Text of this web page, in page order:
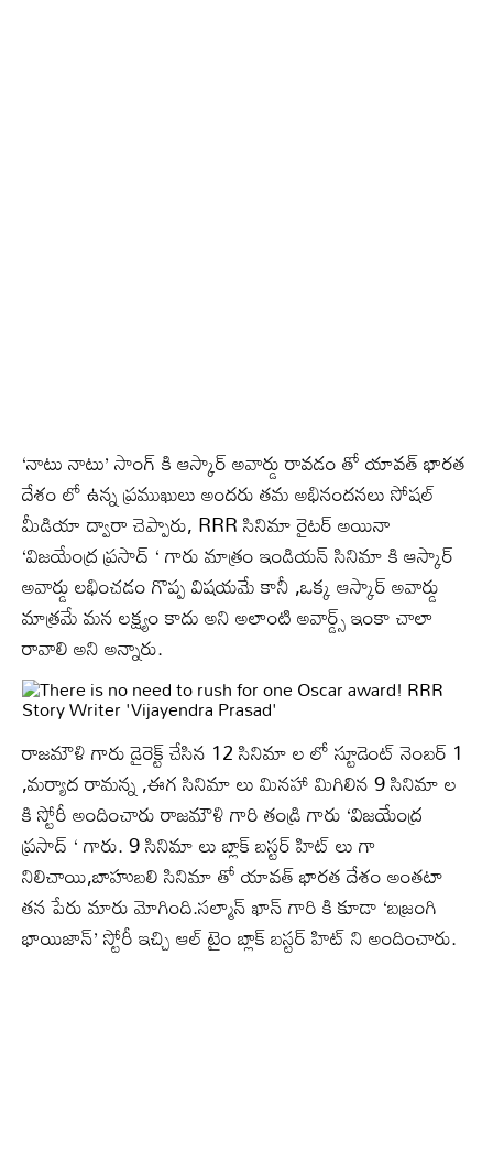
‘నాటు నాటు’ సాంగ్ కి ఆస్కార్ అవార్డు రావడం తో యావత్ భారత
దేశం లో ఉన్న ప్రముఖులు అందరు తమ అభినందనలు సోషల్
మీడియా ద్వారా చెప్పారు, RRR సినిమా రైటర్ అయినా
‘విజయేంద్ర ప్రసాద్ ‘ గారు మాత్రం ఇండియన్ సినిమా కి ఆస్కార్
అవార్డు లభించడం గొప్ప విషయమే కానీ ,ఒక్క ఆస్కార్ అవార్డు
మాత్రమే మన లక్ష్యం కాదు అని అలాంటి అవార్డ్స్ ఇంకా చాలా
రావాలి అని అన్నారు.
రాజమౌళి గారు డైరెక్ట్ చేసిన 12 సినిమా ల లో స్టూడెంట్ నెంబర్ 1
,మర్యాద రామన్న ,ఈగ సినిమా లు మినహా మిగిలిన 9 సినిమా ల
కి స్టోరీ అందించారు రాజమౌళి గారి తండ్రి గారు ‘విజయేంద్ర
ప్రసాద్ ‘ గారు. 9 సినిమా లు బ్లాక్ బస్టర్ హిట్ లు గా
నిలిచాయి,బాహుబలి సినిమా తో యావత్ భారత దేశం అంతటా
తన పేరు మారు మోగింది.సల్మాన్ ఖాన్ గారి కి కూడా ‘బజ్రంగి
భాయిజాన్’ స్టోరీ ఇచ్చి ఆల్ టైం బ్లాక్ బస్టర్ హిట్ ని అందించారు.